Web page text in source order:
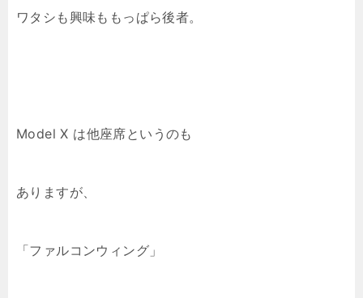
ワタシも興味ももっぱら後者。
Model X は他座席というのも
ありますが、
「ファルコンウィング」